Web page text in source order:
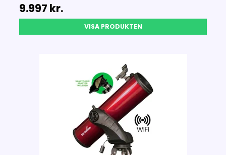
9.997 kr.
VISA PRODUKTEN